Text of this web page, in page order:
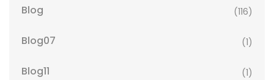
Blog (116)
Blog07 (1)
Blog11 (1)